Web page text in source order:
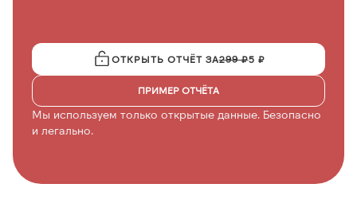
ОТКРЫТЬ ОТЧЁТ ЗА299 ₽5 ₽
ПРИМЕР ОТЧЁТА
Мы используем только открытые данные. Безопасно
и легально.